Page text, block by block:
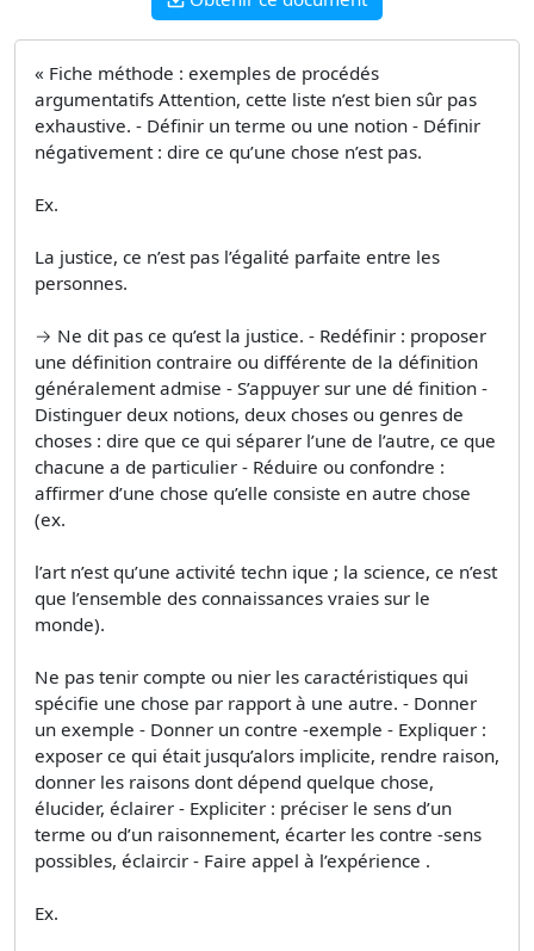
« Fiche méthode : exemples de procédés
argumentatifs Attention, cette liste n’est bien sûr pas
exhaustive. - Définir un terme ou une notion - Définir
négativement : dire ce qu’une chose n’est pas.
Ex.
La justice, ce n’est pas l’égalité parfaite entre les
personnes.
→ Ne dit pas ce qu’est la justice. - Redéfinir : proposer
une définition contraire ou différente de la définition
généralement admise - S’appuyer sur une dé finition -
Distinguer deux notions, deux choses ou genres de
choses : dire que ce qui séparer l’une de l’autre, ce que
chacune a de particulier - Réduire ou confondre :
affirmer d’une chose qu’elle consiste en autre chose
(ex.
l’art n’est qu’une activité techn ique ; la science, ce n’est
que l’ensemble des connaissances vraies sur le
monde).
Ne pas tenir compte ou nier les caractéristiques qui
spécifie une chose par rapport à une autre. - Donner
un exemple - Donner un contre -exemple - Expliquer :
exposer ce qui était jusqu’alors implicite, rendre raison,
donner les raisons dont dépend quelque chose,
élucider, éclairer - Expliciter : préciser le sens d’un
terme ou d’un raisonnement, écarter les contre -sens
possibles, éclaircir - Faire appel à l’expérience .
Ex.